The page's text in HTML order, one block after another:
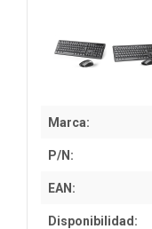
Marca:
P/N:
EAN:
Disponibilidad: